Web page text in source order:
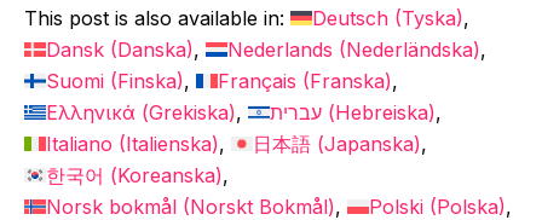
This post is also available in: Deutsch (Tyska)
Dansk (Danska) Nederlands (Nederländska)
Suomi (Finska) Français (Franska)
Ελληνικά (Grekiska) עברית (Hebreiska)
Italiano (Italienska) 日本語 (Japanska)
한국어 (Koreanska)
Norsk bokmål (Norskt Bokmål) Polski (Polska)